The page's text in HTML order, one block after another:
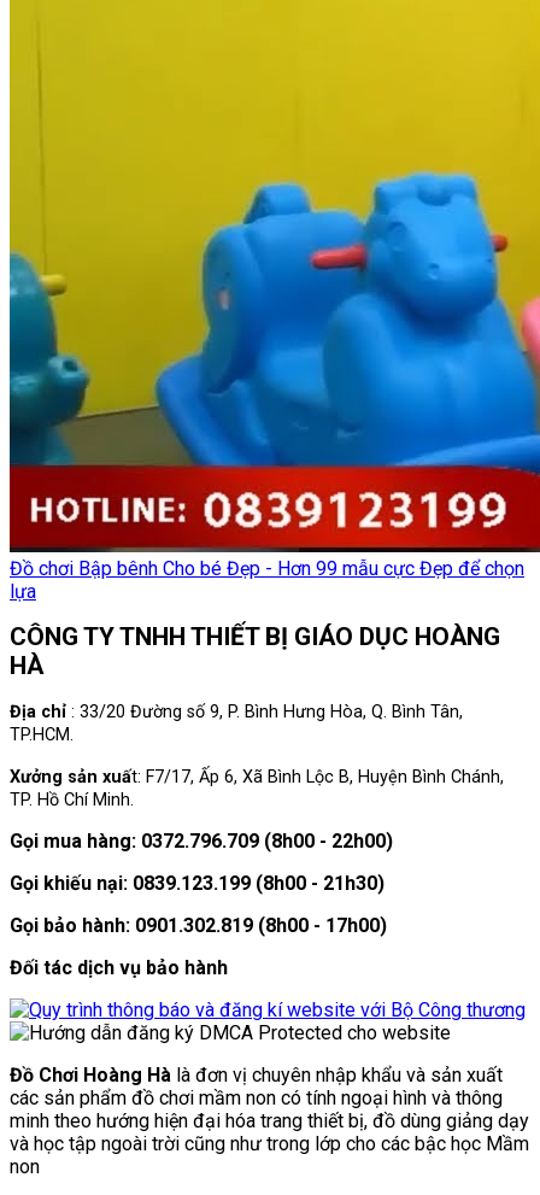
Đồ chơi Bập bênh Cho bé Đẹp - Hơn 99 mẫu cực Đẹp để chọn
lựa
CÔNG TY TNHH THIẾT BỊ GIÁO DỤC HOÀNG
HÀ
Địa chỉ : 33/20 Đường số 9, P. Bình Hưng Hòa, Q. Bình Tân,
TP.HCM.
Xưởng sản xuất: F7/17, Ấp 6, Xã Bình Lộc B, Huyện Bình Chánh,
TP. Hồ Chí Minh.
Gọi mua hàng: 0372.796.709 (8h00 - 22h00)
Gọi khiếu nại: 0839.123.199 (8h00 - 21h30)
Gọi bảo hành: 0901.302.819 (8h00 - 17h00)
Đối tác dịch vụ bảo hành
Đồ Chơi Hoàng Hà là đơn vị chuyên nhập khẩu và sản xuất
các sản phẩm đồ chơi mầm non có tính ngoại hình và thông
minh theo hướng hiện đại hóa trang thiết bị, đồ dùng giảng dạy
và học tập ngoài trời cũng như trong lớp cho các bậc học Mầm
non